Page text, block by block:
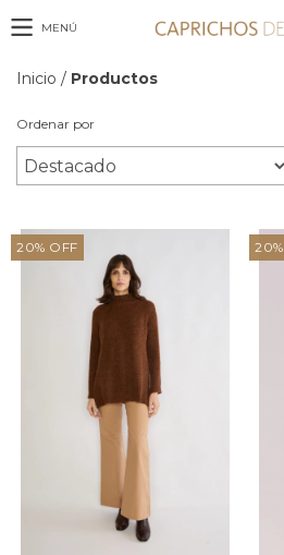
MENÚ
Inicio / Productos
Ordenar por
20% OFF 20%